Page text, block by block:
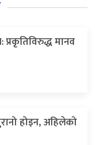
प्रकृतिविरुद्ध मानव
होइन, अहिलेको